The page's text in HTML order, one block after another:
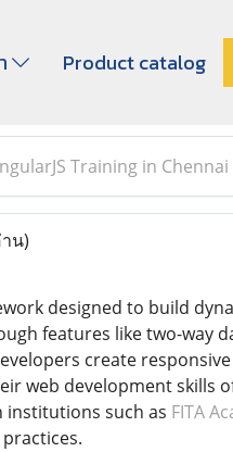
Product catalog
Training in Chennai
น)
designed to build
features like two-way
create
web development skills
institutions such as FITA